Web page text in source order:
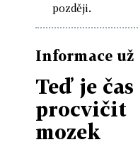
později.
Informace už
Teď je čas
procvičit
mozek